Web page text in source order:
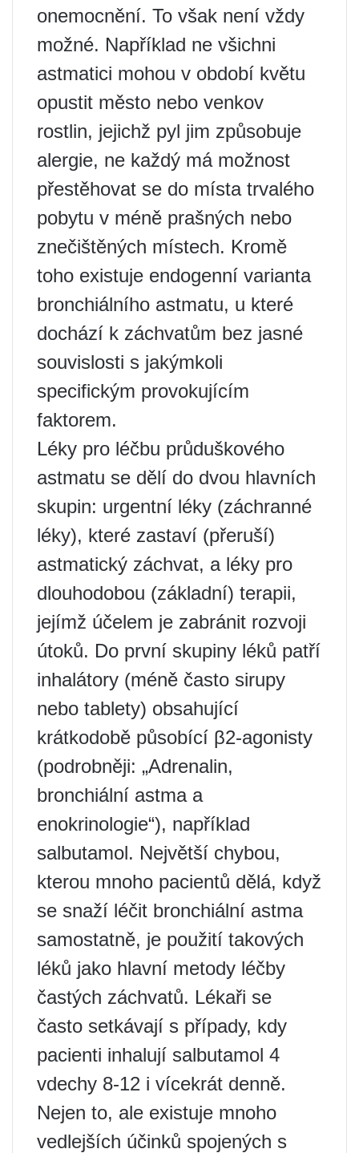
onemocnění. To však není vždy
možné. Například ne všichni
astmatici mohou v období květu
opustit město nebo venkov
rostlin, jejichž pyl jim způsobuje
alergie, ne každý má možnost
přestěhovat se do místa trvalého
pobytu v méně prašných nebo
znečištěných místech. Kromě
toho existuje endogenní varianta
bronchiálního astmatu, u které
dochází k záchvatům bez jasné
souvislosti s jakýmkoli
specifickým provokujícím
faktorem.
Léky pro léčbu průduškového
astmatu se dělí do dvou hlavních
skupin: urgentní léky (záchranné
léky), které zastaví (přeruší)
astmatický záchvat, a léky pro
dlouhodobou (základní) terapii,
jejímž účelem je zabránit rozvoji
útoků. Do první skupiny léků patří
inhalátory (méně často sirupy
nebo tablety) obsahující
krátkodobě působící β2-agonisty
(podrobněji: „Adrenalin,
bronchiální astma a
enokrinologie“), například
salbutamol. Největší chybou,
kterou mnoho pacientů dělá, když
se snaží léčit bronchiální astma
samostatně, je použití takových
léků jako hlavní metody léčby
častých záchvatů. Lékaři se
často setkávají s případy, kdy
pacienti inhalují salbutamol 4
vdechy 8-12 i vícekrát denně.
Nejen to, ale existuje mnoho
vedlejších účinků spojených s